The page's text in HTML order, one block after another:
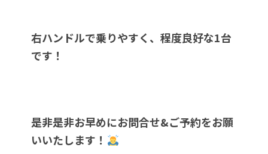
右ハンドルで乗りやすく、程度良好な1台
です！
是非是非お早めにお問合せ&ご予約をお願
いいたします！